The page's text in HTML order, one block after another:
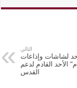
التالي
لشاشات وإذاعات
الأحد القادم لدعم
القدس